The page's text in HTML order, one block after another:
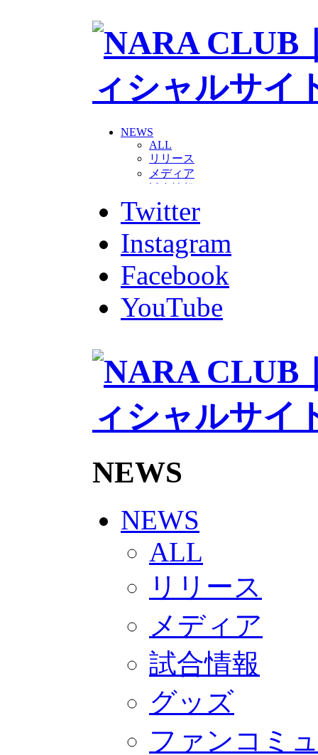
NEWS
ALL
リリース
メディア
グッズ
ファンコミュニティ
ホームタウン
コラム
その他
TEAM
2026/27トップチーム
2026/27トップチームスタッフ
チアダンススクール
ボランティアチーム「volundeer」
HOMEGAME
観戦ルール＆マナー
写真・動画使用ガイドライン
ロートフィールド奈良
2026/27
練習見学時のファンサービスに
奈良クラブ明治安田J3リーグ
奈良クラブ明治安田Ｊ3リーグ
観戦ルール＆マナー
FANCOMMUNITY
サポートショップ
GOODS
オフィシャルストア（実店舗）
オンラインストア
ACADEMY
アカデミーについて
プロジェクト
ジュニア
Twitter
Instagram
Facebook
YouTube
NEWS
NEWS
ALL
リリース
メディア
試合情報
グッズ
ファンコミ